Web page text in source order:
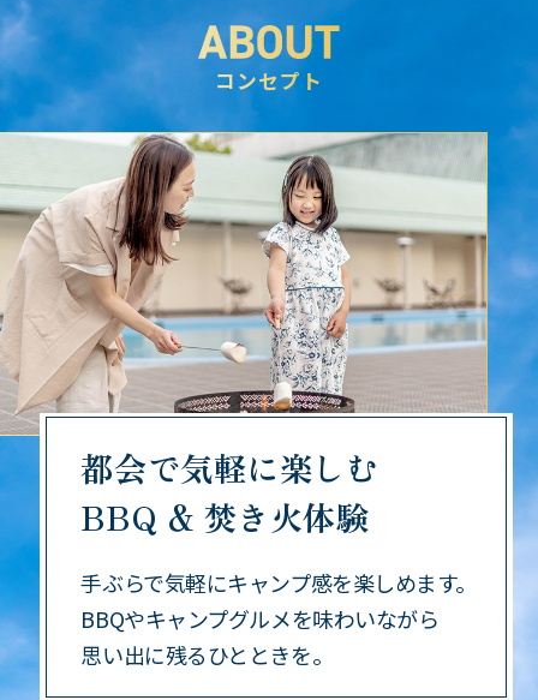
コンセプト
都会で気軽に楽しむ
BBQ & 焚き火体験
手ぶらで気軽にキャンプ感を楽しめます。
BBQやキャンプグルメを味わいながら
思い出に残るひとときを。